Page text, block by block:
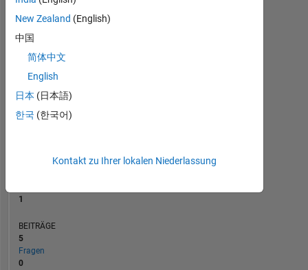
1
06/11
01/13
08/14
03/16
10/17
05/19
12/20
07/22
02/24
09/25
04/13
02/15
12/16
10/18
08/20
06/22
04/24
02/26
RANG
1
BEITRÄGE
5
Fragen
0
New Zealand (English)
中国
简体中文
English
日本 (日本語)
한국 (한국어)
Kontakt zu Ihrer lokalen Niederlassung